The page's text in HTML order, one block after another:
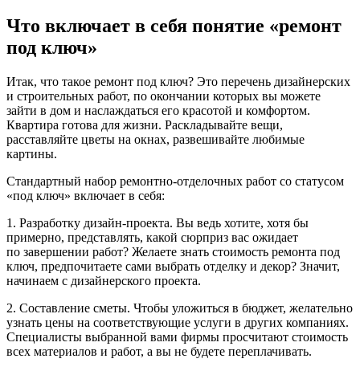
Что включает в себя понятие «ремонт
под ключ»
Итак, что такое ремонт под ключ? Это перечень дизайнерских
и строительных работ, по окончании которых вы можете
зайти в дом и наслаждаться его красотой и комфортом.
Квартира готова для жизни. Раскладывайте вещи,
расставляйте цветы на окнах, развешивайте любимые
картины.
Стандартный набор ремонтно-отделочных работ со статусом
«под ключ» включает в себя:
1. Разработку дизайн-проекта. Вы ведь хотите, хотя бы
примерно, представлять, какой сюрприз вас ожидает
по завершении работ? Желаете знать стоимость ремонта под
ключ, предпочитаете сами выбрать отделку и декор? Значит,
начинаем с дизайнерского проекта.
2. Составление сметы. Чтобы уложиться в бюджет, желательно
узнать цены на соответствующие услуги в других компаниях.
Специалисты выбранной вами фирмы просчитают стоимость
всех материалов и работ, а вы не будете переплачивать.